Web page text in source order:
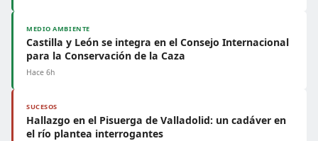
MEDIO AMBIENTE
Castilla y León se integra en el Consejo Internacional
para la Conservación de la Caza
Hace 6h
SUCESOS
Hallazgo en el Pisuerga de Valladolid: un cadáver en
el río plantea interrogantes